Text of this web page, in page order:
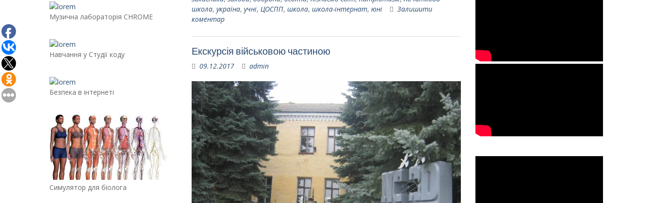
школа, україна, учні, ЦОСПП, школа, школа-інтернат, юні
Залишити
коментар
Екскурсія військовою частиною
09.12.2017 admin
Музична лабораторія CHROME
Навчання у Студії коду
Безпека в інтернеті
Симулятор для біолога